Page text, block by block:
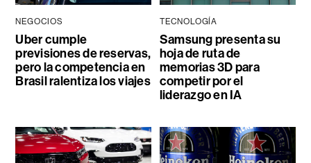
NEGOCIOS
Uber cumple
previsiones de reservas,
pero la competencia en
Brasil ralentiza los viajes
TECNOLOGÍA
Samsung presenta su
hoja de ruta de
memorias 3D para
competir por el
liderazgo en IA